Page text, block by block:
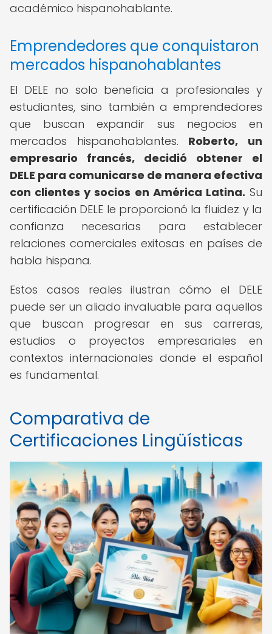
académico hispanohablante.
Emprendedores que conquistaron
mercados hispanohablantes
El DELE no solo beneficia a profesionales y
estudiantes, sino también a emprendedores
que buscan expandir sus negocios en
mercados hispanohablantes. Roberto, un
empresario francés, decidió obtener el
DELE para comunicarse de manera efectiva
con clientes y socios en América Latina. Su
certificación DELE le proporcionó la fluidez y la
confianza necesarias para establecer
relaciones comerciales exitosas en países de
habla hispana.
Estos casos reales ilustran cómo el DELE
puede ser un aliado invaluable para aquellos
que buscan progresar en sus carreras,
estudios o proyectos empresariales en
contextos internacionales donde el español
es fundamental.
Comparativa de
Certificaciones Lingüísticas